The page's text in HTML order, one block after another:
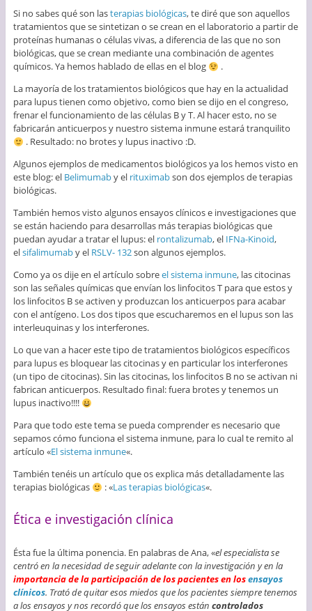
Si no sabes qué son lasterapias biológicas, te diré que son aquellos
tratamientos que se sintetizan o se crean en el laboratorio a partir de
proteínas humanas o células vivas, a diferencia de las que no son
biológicas, que se crean mediante una combinación de agentes
químicos. Ya hemos hablado de ellas en el blog
.
La mayoría de los tratamientos biológicos que hay en la actualidad
para lupus tienen como objetivo, como bien se dijo en el congreso,
frenar el funcionamiento de las células B y T. Al hacer esto, no se
fabricarán anticuerpos y nuestro sistema inmune estará tranquilito
. Resultado: no brotes y lupus inactivo :D.
Algunos ejemplos de medicamentos biológicos ya los hemos visto en
este blog: el Belimumaby el rituximabson dos ejemplos de terapias
biológicas.
También hemos visto algunos ensayos clínicos e investigaciones que
se están haciendo para desarrollas más terapias biológicas que
puedan ayudar a tratar el lupus: el rontalizumab, el IFNa-Kinoid,
elsifalimumaby el RSLV- 132son algunos ejemplos.
Como ya os dije en el artículo sobreel sistema inmune, las citocinas
son las señales químicas que envían los linfocitos T para que estos y
los linfocitos B se activen y produzcan los anticuerpos para acabar
con el antígeno. Los dos tipos que escucharemos en el lupus son las
interleuquinas y los interferones.
Lo que van a hacer este tipo de tratamientos biológicos específicos
para lupus es bloquear las citocinas y en particular los interferones
(un tipo de citocinas). Sin las citocinas, los linfocitos B no se activan ni
fabrican anticuerpos. Resultado final: fuera brotes y tenemos un
lupus inactivo!!!!
Para que todo este tema se pueda comprender es necesario que
sepamos cómo funciona el sistema inmune, para lo cual te remito al
artículo «El sistema inmune«.
También tenéis un artículo que os explica más detalladamente las
terapias biológicas
: «Las terapias biológicas«.
Ética e investigación clínica
Ésta fue la última ponencia. En palabras de Ana, «el especialista se
centró en la necesidad de seguir adelante con la investigación y en la
importancia de la participación de los pacientes en losensayos
clínicos. Trató de quitar esos miedos que los pacientes siempre tenemos
a los ensayos y nos recordó que los ensayos están controlados